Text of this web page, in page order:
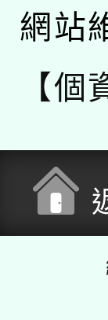
網站
【個